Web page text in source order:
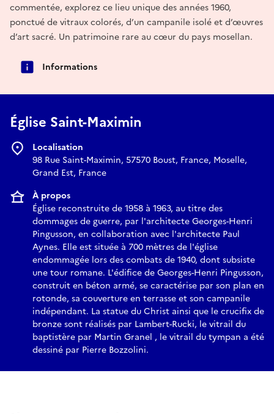
commentée, explorez ce lieu unique des années 1960,
ponctué de vitraux colorés, d’un campanile isolé et d’œuvres
d’art sacré. Un patrimoine rare au cœur du pays mosellan.
Informations
Église Saint-Maximin
Localisation
98 Rue Saint-Maximin, 57570 Boust, France, Moselle,
Grand Est, France
À propos
Église reconstruite de 1958 à 1963, au titre des
dommages de guerre, par l'architecte Georges-Henri
Pingusson, en collaboration avec l'architecte Paul
Aynes. Elle est située à 700 mètres de l'église
endommagée lors des combats de 1940, dont subsiste
une tour romane. L'édifice de Georges-Henri Pingusson,
construit en béton armé, se caractérise par son plan en
rotonde, sa couverture en terrasse et son campanile
indépendant. La statue du Christ ainsi que le crucifix de
bronze sont réalisés par Lambert-Rucki, le vitrail du
baptistère par Martin Granel , le vitrail du tympan a été
dessiné par Pierre Bozzolini.